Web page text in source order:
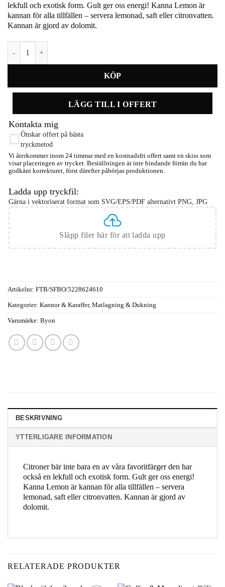
lekfull och exotisk form. Gult ger oss energi! Kanna Lemon är
kannan för alla tillfällen – servera lemonad, saft eller citronvatten.
Kannan är gjord av dolomit.
Kontakta mig
Önskar offert på bästa
tryckmetod
Vi återkommer inom 24 timmar med en kostnadsfri offert samt en skiss som
visar placeringen av trycket. Beställningen är inte bindande förrän du har
godkänt korrekturet, först därefter påbörjas produktionen.
Ladda upp tryckfil:
Gärna i vektoriserat format som SVG/EPS/PDF alternativt PNG, JPG
Släpp filer här för att ladda upp
LÄGG TILL I OFFERT
Artikelnr: FTB/SFBO/5228624610
Kategorier: Kannor & Karaffer, Matlagning & Dukning
Varumärke: Byon
BESKRIVNING
YTTERLIGARE INFORMATION
Citroner bär inte bara en av våra favoritfärger den har
också en lekfull och exotisk form. Gult ger oss energi!
Kanna Lemon är kannan för alla tillfällen – servera
lemonad, saft eller citronvatten. Kannan är gjord av
dolomit.
RELATERADE PRODUKTER